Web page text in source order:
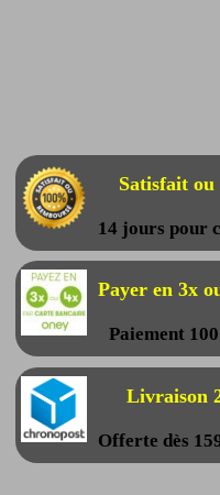
Satisfait ou
14 jours pour
Payer en 3x
Paiement
Livraison
Offerte dès